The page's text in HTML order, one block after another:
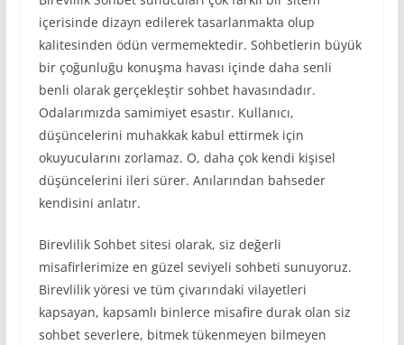
içerisinde dizayn edilerek tasarlanmakta olup
kalitesinden ödün vermemektedir. Sohbetlerin büyük
bir çoğunluğu konuşma havası içinde daha senli
benli olarak gerçekleştir sohbet havasındadır.
Odalarımızda samimiyet esastır. Kullanıcı,
düşüncelerini muhakkak kabul ettirmek için
okuyucularını zorlamaz. O, daha çok kendi kişisel
düşüncelerini ileri sürer. Anılarından bahseder
kendisini anlatır.
Birevlilik Sohbet sitesi olarak, siz değerli
misafirlerimize en güzel seviyeli sohbeti sunuyoruz.
Birevlilik yöresi ve tüm çivarındaki vilayetleri
kapsayan, kapsamlı binlerce misafire durak olan siz
sohbet severlere, bitmek tükenmeyen bilmeyen